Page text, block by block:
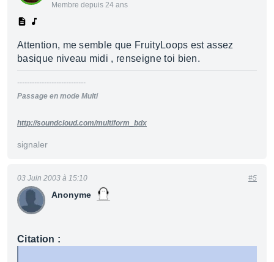
Membre depuis 24 ans
Attention, me semble que FruityLoops est assez
basique niveau midi , renseigne toi bien.
----------------------------
Passage en mode Multi
http://soundcloud.com/multiform_bdx
signaler
Anonyme
03 Juin 2003 à 15:10 #5
Citation :